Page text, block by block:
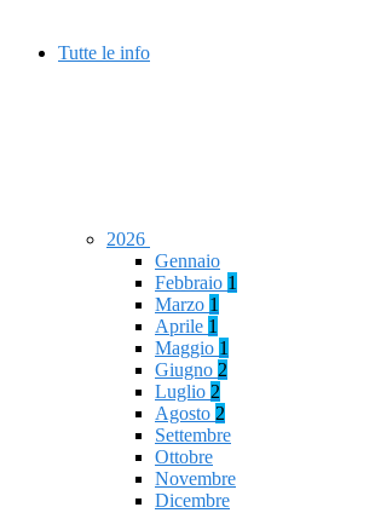
Tutte le info
2026
Gennaio
Febbraio 1
Marzo 1
Aprile 1
Maggio 1
Giugno 2
Luglio 2
Agosto 2
Settembre
Ottobre
Novembre
Dicembre